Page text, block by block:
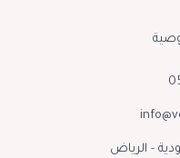
- الرياض